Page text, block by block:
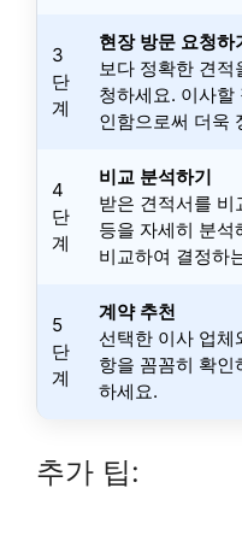
3
단
계
현장 방문 요청하
보다 정확한 견적
청하세요. 이사
인함으로써 더욱
4
단
계
비교 분석하기
받은 견적서를 비
등을 자세히 분석
비교하여 결정하
5
단
계
계약 추천
선택한 이사 업체
항을 꼼꼼히 확인
하세요.
추가 팁: